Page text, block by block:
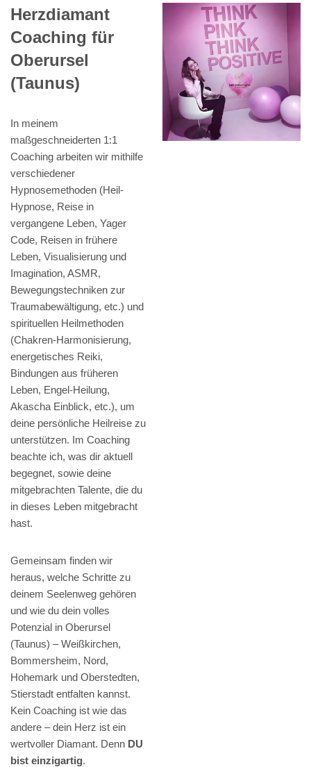
Herzdiamant
Coaching für
Oberursel
(Taunus)
In meinem
maßgeschneiderten 1:1
Coaching arbeiten wir mithilfe
verschiedener
Hypnosemethoden (Heil-
Hypnose, Reise in
vergangene Leben, Yager
Code, Reisen in frühere
Leben, Visualisierung und
Imagination, ASMR,
Bewegungstechniken zur
Traumabewältigung, etc.) und
spirituellen Heilmethoden
(Chakren-Harmonisierung,
energetisches Reiki,
Bindungen aus früheren
Leben, Engel-Heilung,
Akascha Einblick, etc.), um
deine persönliche Heilreise zu
unterstützen. Im Coaching
beachte ich, was dir aktuell
begegnet, sowie deine
mitgebrachten Talente, die du
in dieses Leben mitgebracht
hast.
Gemeinsam finden wir
heraus, welche Schritte zu
deinem Seelenweg gehören
und wie du dein volles
Potenzial in Oberursel
(Taunus) – Weißkirchen,
Bommersheim, Nord,
Hohemark und Oberstedten,
Stierstadt entfalten kannst.
Kein Coaching ist wie das
andere – dein Herz ist ein
wertvoller Diamant. Denn DU
bist einzigartig.